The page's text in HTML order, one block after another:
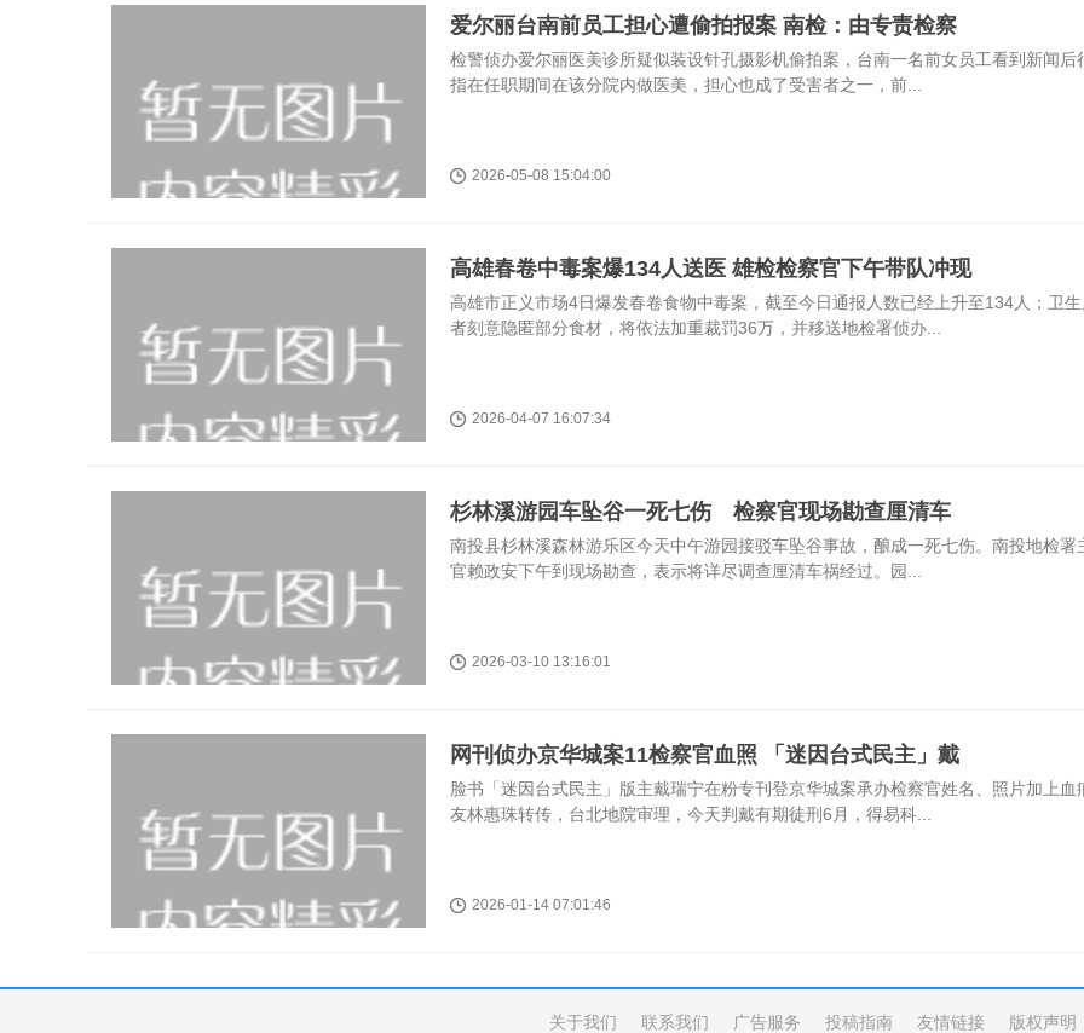
爱尔丽台南前员工担心遭偷拍报案 南检：由专责检察
检警侦办爱尔丽医美诊所疑似装设针孔摄影机偷拍案，台南一名前女员工看到新闻后
指在任职期间在该分院内做医美，担心也成了受害者之一，前...
2026-05-08 15:04:00
高雄春卷中毒案爆134人送医 雄检检察官下午带队冲现
高雄市正义市场4日爆发春卷食物中毒案，截至今日通报人数已经上升至134人；卫
者刻意隐匿部分食材，将依法加重裁罚36万，并移送地检署侦办...
2026-04-07 16:07:34
杉林溪游园车坠谷一死七伤 检察官现场勘查厘清车
南投县杉林溪森林游乐区今天中午游园接驳车坠谷事故，酿成一死七伤。南投地检署
官赖政安下午到现场勘查，表示将详尽调查厘清车祸经过。园...
2026-03-10 13:16:01
网刊侦办京华城案11检察官血照 「迷因台式民主」戴
脸书「迷因台式民主」版主戴瑞宁在粉专刊登京华城案承办检察官姓名、照片加上血
友林惠珠转传，台北地院审理，今天判戴有期徒刑6月，得易科...
2026-01-14 07:01:46
关于我们 联系我们 广告服务 投稿指南 友情链接 版权声明